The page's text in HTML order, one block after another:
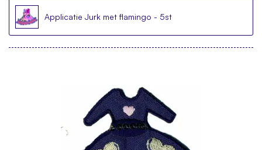
Applicatie Jurk met flamingo - 5st